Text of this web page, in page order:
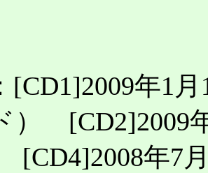
年1月
） [CD2]2009
[CD4]2008年7